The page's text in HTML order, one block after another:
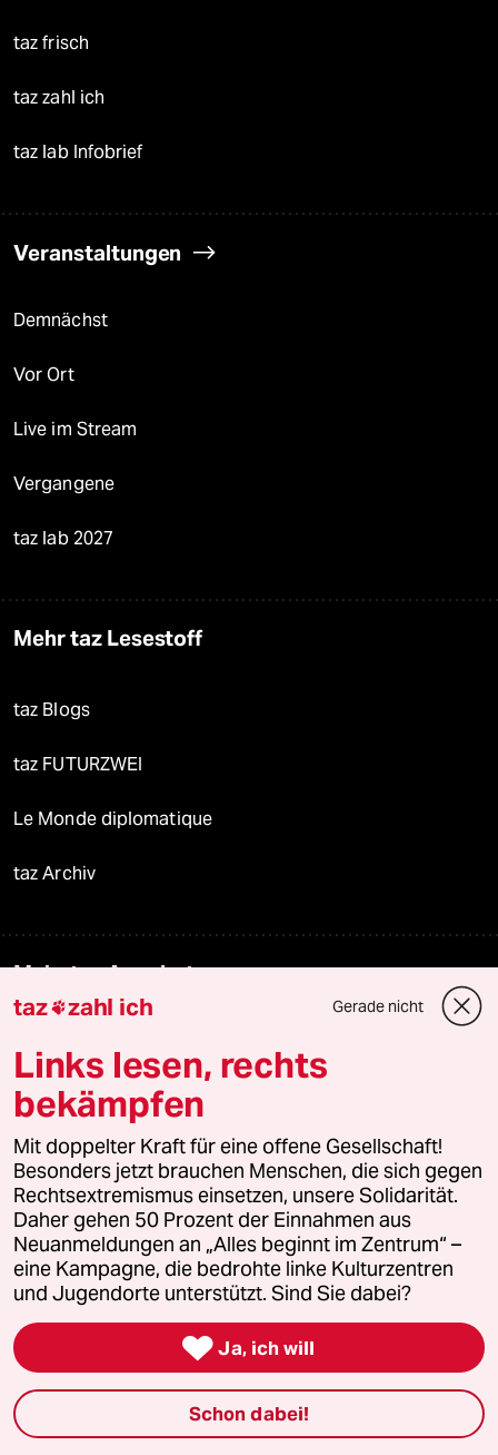
taz frisch
taz zahl ich
taz lab Infobrief
Veranstaltungen
Demnächst
Vor Ort
Live im Stream
Vergangene
taz lab 2027
Mehr taz Lesestoff
taz Blogs
taz FUTURZWEI
Le Monde diplomatique
taz Archiv
Mehr taz Angebote
Kantine
Shop
Anzeigen
Fragen & Hilfe
Feedback
Aboservice
taz zahl ich Gerade nicht
Links lesen, rechts
bekämpfen
Mit doppelter Kraft für eine offene Gesellschaft!
Besonders jetzt brauchen Menschen, die sich gegen
Rechtsextremismus einsetzen, unsere Solidarität.
Daher gehen 50 Prozent der Einnahmen aus
Neuanmeldungen an „Alles beginnt im Zentrum“ –
eine Kampagne, die bedrohte linke Kulturzentren
und Jugendorte unterstützt. Sind Sie dabei?
 Ja, ich will
Schon dabei!